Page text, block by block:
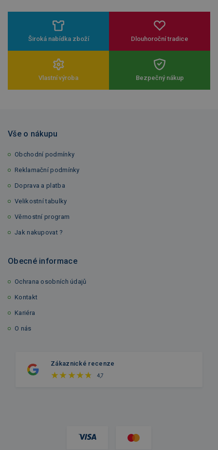
Široká nabídka zboží Dlouhoroční tradice
Vlastní výroba Bezpečný nákup
Vše o nákupu
Obchodní podmínky
Reklamační podmínky
Doprava a platba
Velikostní tabulky
Věrnostní program
Jak nakupovat ?
Obecné informace
Ochrana osobních údajů
Kontakt
Kariéra
O nás
Zákaznické recenze
4,7